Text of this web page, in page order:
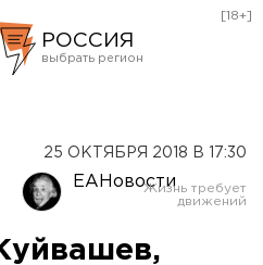
РОССИЯ
Оренбург
[18+]
25 ОКТЯБРЯ 2018 В 17:30
ЕАНовости